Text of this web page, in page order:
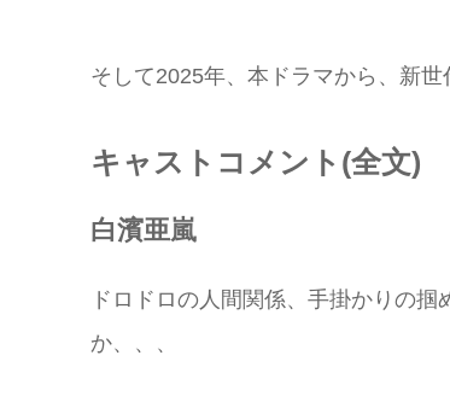
そして2025年、本ドラマから、新
キャストコメント(全文)
白濱亜嵐
ドロドロの人間関係、手掛かりの
か、、、